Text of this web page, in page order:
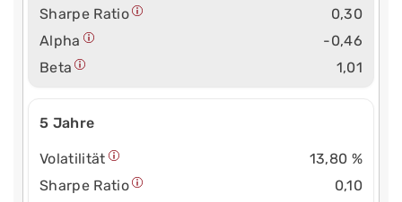
Sharpe Ratio
0,30
Alpha
-0,46
Beta
1,01
5 Jahre
Volatilität
13,80 %
Sharpe Ratio
0,10